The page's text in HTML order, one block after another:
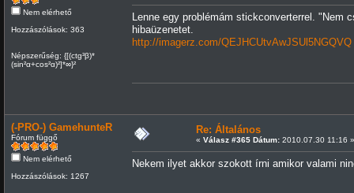
Nem elérhető
Hozzászólások: 363
Népszerűség: {[(ctg³β)*
(sin²α+cos²α)²]*∞}²
Lenne egy problémám stickconverterrel. "Nem
hibaüzenetet.
http://imagerz.com/QEJHCUtvAwJSUl5NGQVQ
(-PRO-) GamehunteR
Fórum függő
Nem elérhető
Hozzászólások: 1267
Re: Általános
« Válasz #365 Dátum:2010.07.30 11:16 »
Nekem ilyet akkor szokott írni amikor valami